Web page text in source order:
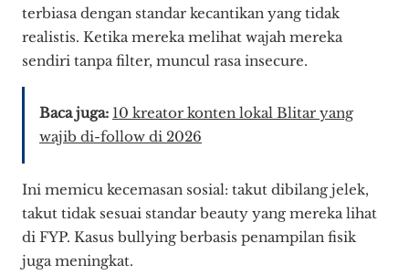
terbiasa dengan standar kecantikan yang tidak
realistis. Ketika mereka melihat wajah mereka
sendiri tanpa filter, muncul rasa insecure.
Baca juga: 10 kreator konten lokal Blitar yang
wajib di-follow di 2026
Ini memicu kecemasan sosial: takut dibilang jelek,
takut tidak sesuai standar beauty yang mereka lihat
di FYP. Kasus bullying berbasis penampilan fisik
juga meningkat.